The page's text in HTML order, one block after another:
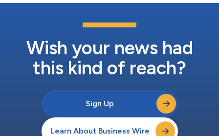
Wish your news had
this kind of reach?
Sign Up
Learn About Business Wire